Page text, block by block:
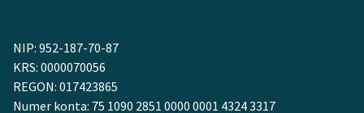
O projekcie
Zespół
NIP: 952-187-70-87
KRS: 0000070056
REGON: 017423865
Numer konta: 75 1090 2851 0000 0001 4324 3317